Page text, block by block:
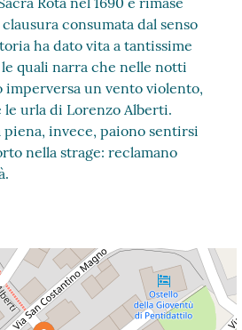
consumata dal senso
ha dato vita a tantissime
quali narra che nelle notti
imperversa un vento violento,
le urla di Lorenzo Alberti.
invece, paiono sentirsi
nella strage: reclamano